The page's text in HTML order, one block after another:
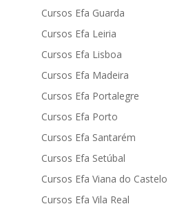
Cursos Efa Guarda
Cursos Efa Leiria
Cursos Efa Lisboa
Cursos Efa Madeira
Cursos Efa Portalegre
Cursos Efa Porto
Cursos Efa Santarém
Cursos Efa Setúbal
Cursos Efa Viana do Castelo
Cursos Efa Vila Real